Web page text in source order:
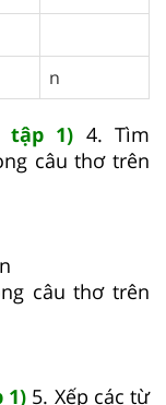
n
tập 1) 4. Tìm
câu thơ trên
câu thơ trên
1) 5. Xếp các từ